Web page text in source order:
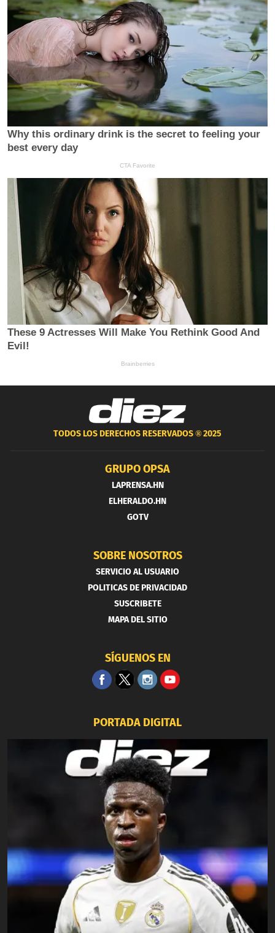
TODOS LOS DERECHOS RESERVADOS ®2025
GRUPO OPSA
LAPRENSA.HN
ELHERALDO.HN
GOTV
SOBRE NOSOTROS
SERVICIO AL USUARIO
POLITICAS DE PRIVACIDAD
SUSCRIBETE
MAPA DEL SITIO
SÍGUENOS EN
PORTADA DIGITAL